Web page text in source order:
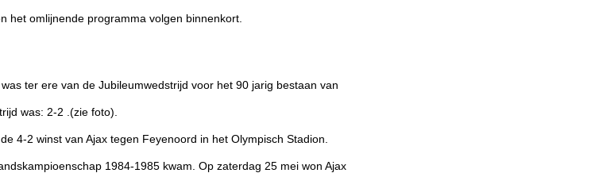
het omlijnende programma volgen binnenkort.
ter ere van de Jubileumwedstrijd voor het 90 jarig bestaan van
was: 2-2 .(zie foto).
4-2 winst van Ajax tegen Feyenoord in het Olympisch Stadion.
1984-1985 kwam. Op zaterdag 25 mei won Ajax